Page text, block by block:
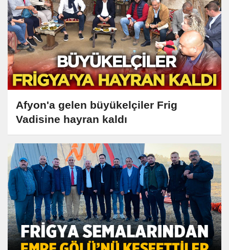
Afyon'a gelen büyükelçiler Frig
Vadisine hayran kaldı